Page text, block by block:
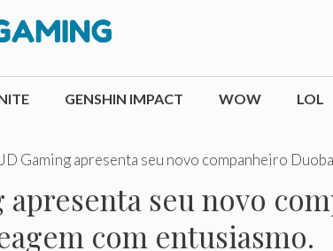
GENSHIN IMPACT WOW LOL
JD Gaming apresenta seu novo companheiro
apresenta seu novo
com entusiasmo.